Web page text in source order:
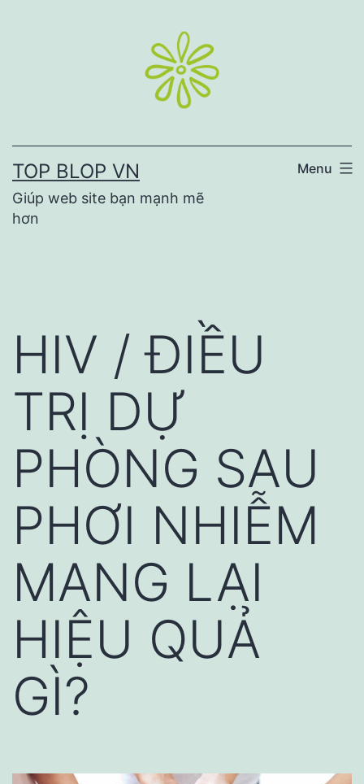
TOP BLOP VN
Giúp web site bạn mạnh mẽ
hơn
Menu
HIV / ĐIỀU
TRỊ DỰ
PHÒNG SAU
PHƠI NHIỄM
MANG LẠI
HIỆU QUẢ
GÌ?